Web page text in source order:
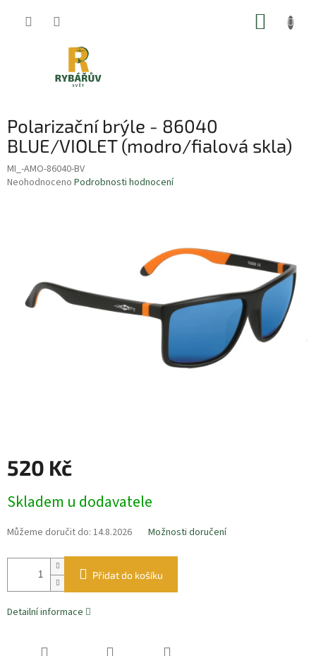
Polarizační brýle - 86040
BLUE/VIOLET (modro/fialová skla)
MI_-AMO-86040-BV
Průměrné
Neohodnoceno Podrobnosti hodnocení
520 Kč
cena:
Skladem u dodavatele
Můžeme doručit do: 14.8.2026 Možnosti doručení
Přidat do košíku
Detailní informace